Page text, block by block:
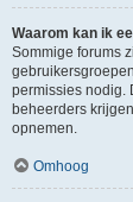
Waarom kan ik
Sommige forums
permissies nodig.
beheerders
opnemen.
Omhoog